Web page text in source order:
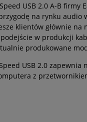
USB 2.0 A-B firmy
na rynku
klientów głównie
w produkcji
produkowane
USB 2.0
z